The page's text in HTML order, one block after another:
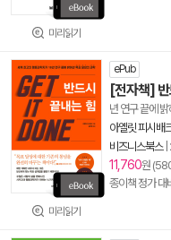
미리읽기
미리읽기
ePub
[전자책]
년 연구 끝에
아옐릿 피시배
비즈니스북스|
11,760원
종이책 정가 대비